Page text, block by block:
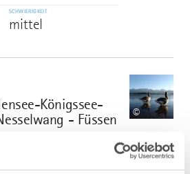
SCHWIERIGKEIT
mittel
Königssee-
- Füssen
©
Voralpenland.